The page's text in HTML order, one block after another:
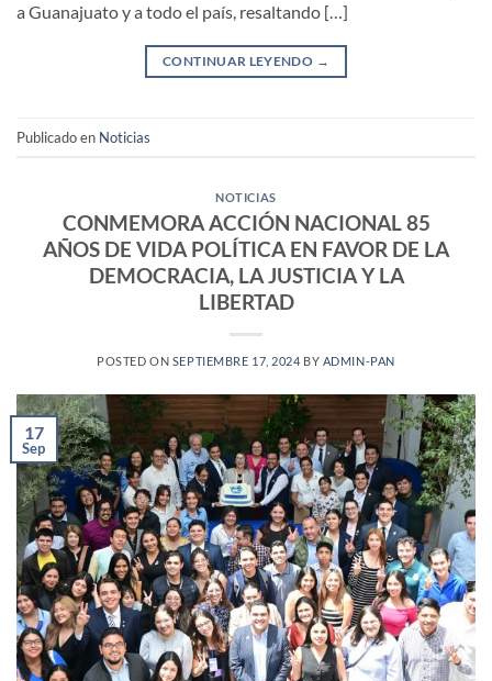
a Guanajuato y a todo el país, resaltando […]
CONTINUAR LEYENDO →
Publicado en Noticias
NOTICIAS
CONMEMORA ACCIÓN NACIONAL 85
AÑOS DE VIDA POLÍTICA EN FAVOR DE LA
DEMOCRACIA, LA JUSTICIA Y LA
LIBERTAD
POSTED ON SEPTIEMBRE 17, 2024 BY ADMIN-PAN
17
Sep